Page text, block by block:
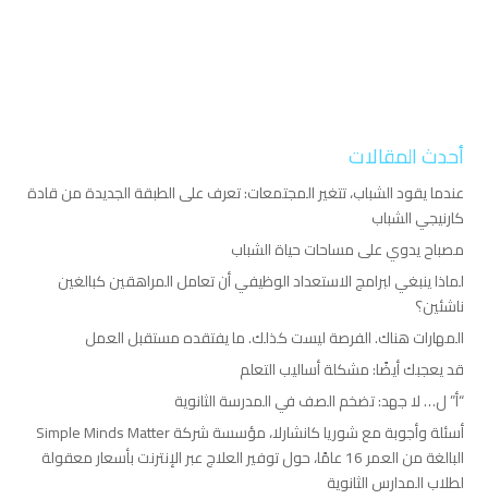
أحدث المقالات
عندما يقود الشباب، تتغير المجتمعات: تعرف على الطبقة الجديدة من قادة
كارنيجي الشباب
مصباح يدوي على مساحات حياة الشباب
لماذا ينبغي لبرامج الاستعداد الوظيفي أن تعامل المراهقين كبالغين
ناشئين؟
المهارات هناك. الفرصة ليست كذلك. ما يفتقده مستقبل العمل
قد يعجبك أيضًا: مشكلة أساليب التعلم
“أ” ل… لا جهد: تضخم الصف في المدرسة الثانوية
أسئلة وأجوبة مع شوريا كانشارلا، مؤسسة شركة Simple Minds Matter
البالغة من العمر 16 عامًا، حول توفير العلاج عبر الإنترنت بأسعار معقولة
لطلاب المدارس الثانوية